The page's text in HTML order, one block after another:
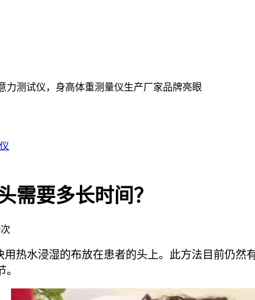
力测试仪，身高体重测量仪生产厂家品牌亮眼
需要多长时间？
水浸湿的布放在患者的头上。此方法目前仍然有